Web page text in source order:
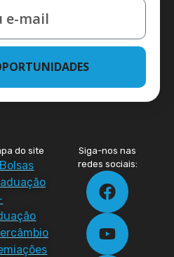
do site
Bolsas
Siga-nos nas
redes sociais: